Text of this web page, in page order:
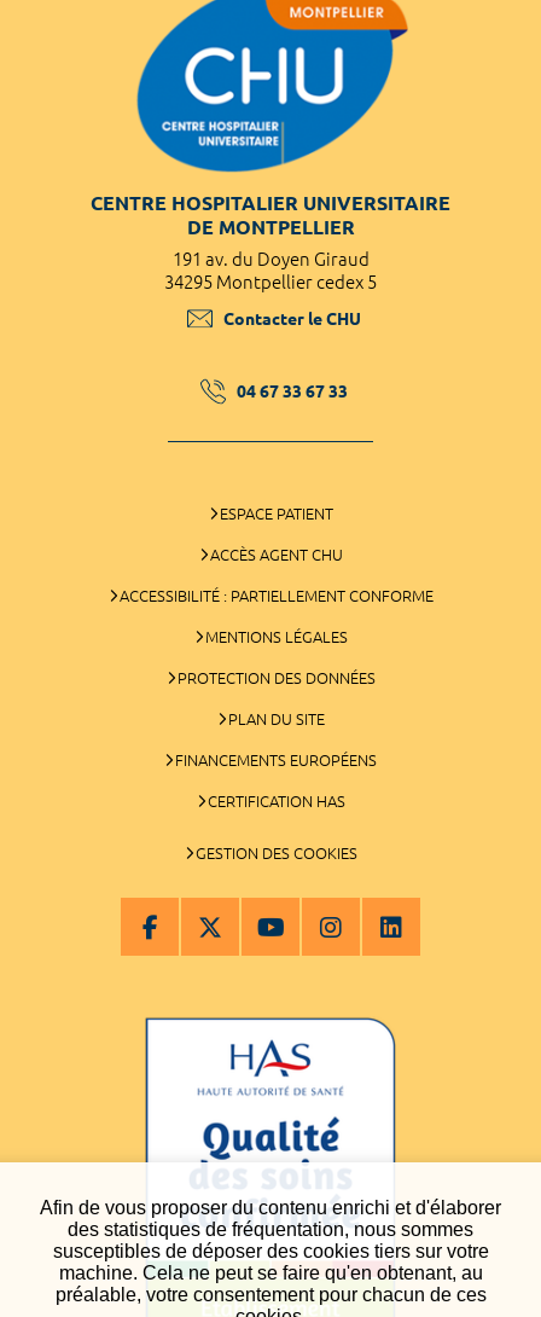
Afin de vous proposer du contenu enrichi et d'élaborer
des statistiques de fréquentation, nous sommes
susceptibles de déposer des cookies tiers sur votre
machine. Cela ne peut se faire qu'en obtenant, au
préalable, votre consentement pour chacun de ces
CENTRE HOSPITALIER UNIVERSITAIRE
DE MONTPELLIER
191 av. du Doyen Giraud
34295 Montpellier cedex 5
Contacter le CHU
04 67 33 67 33
ESPACE PATIENT
ACCÈS AGENT CHU
ACCESSIBILITÉ : PARTIELLEMENT CONFORME
MENTIONS LÉGALES
PROTECTION DES DONNÉES
PLAN DU SITE
FINANCEMENTS EUROPÉENS
CERTIFICATION HAS
GESTION DES COOKIES